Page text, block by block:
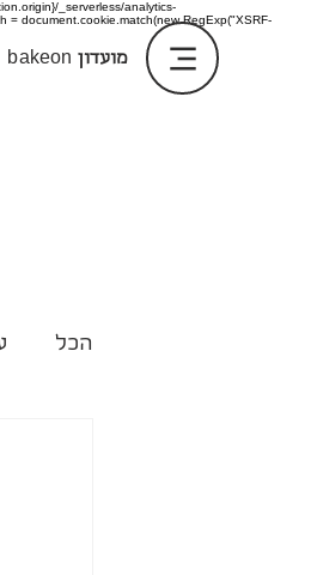
_serverless/analytics-
= document.cookie.match(new RegExp("XSRF-
מועדון bakeon
הכל